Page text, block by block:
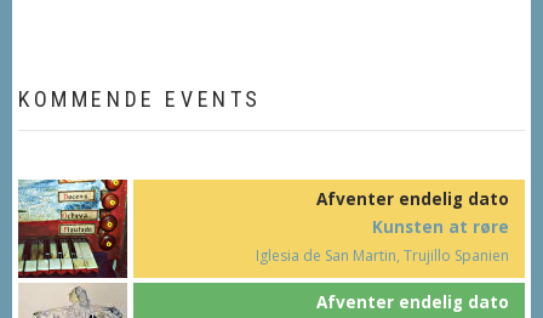
KOMMENDE EVENTS
Afventer endelig dato
Kunsten at røre
Iglesia de San Martin, Trujillo Spanien
Afventer endelig dato